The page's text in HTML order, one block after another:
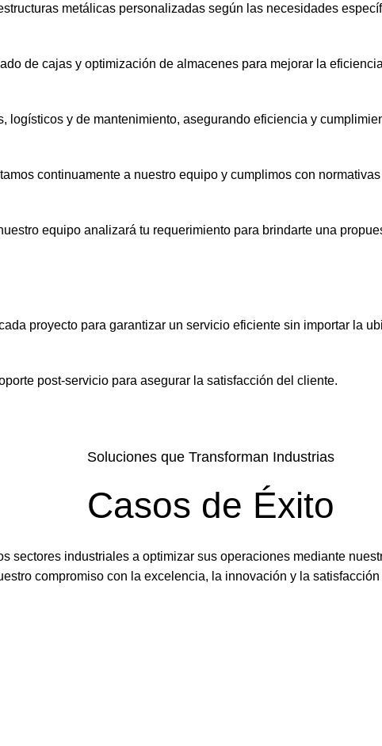
metálicas personalizadas según las necesidades
de cajas y optimización de almacenes para mejorar la
logísticos y de mantenimiento, asegurando eficiencia y
continuamente a nuestro equipo y cumplimos con
equipo analizará tu requerimiento para brindarte una
proyecto para garantizar un servicio eficiente sin importar la
post-servicio para asegurar la satisfacción del cliente.
Soluciones que Transforman Industrias
Casos de Éxito
sectores industriales a optimizar sus operaciones mediante
compromiso con la excelencia, la innovación y la